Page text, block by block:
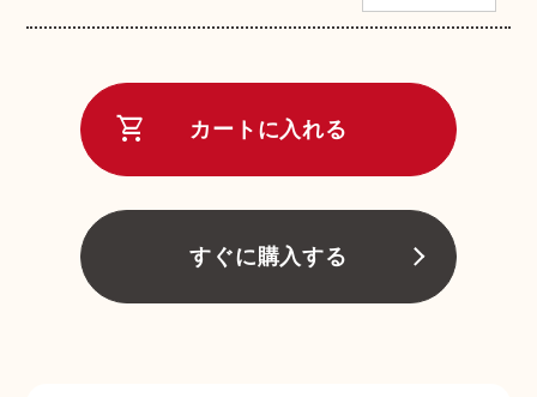
shopping_cart カートに入れる
すぐに購入する